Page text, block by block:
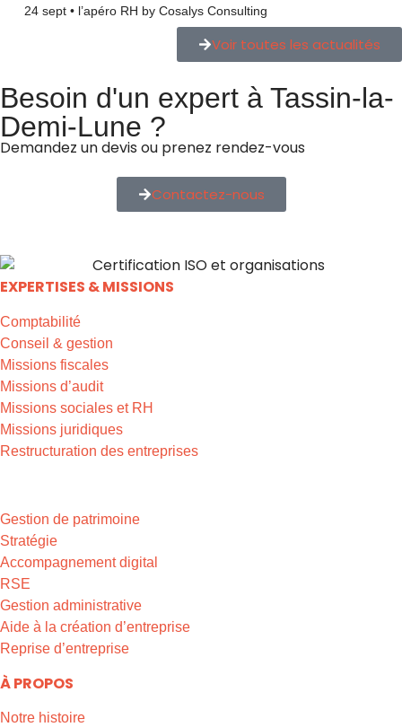
24 sept • l’apéro RH by Cosalys Consulting
Voir toutes les actualités
Besoin d'un expert à Tassin-la-
Demi-Lune ?
Demandez un devis ou prenez rendez-vous
Contactez-nous
EXPERTISES & MISSIONS
Comptabilité
Conseil & gestion
Missions fiscales
Missions d’audit
Missions sociales et RH
Missions juridiques
Restructuration des entreprises
Gestion de patrimoine
Stratégie
Accompagnement digital
RSE
Gestion administrative
Aide à la création d’entreprise
Reprise d’entreprise
À PROPOS
Notre histoire